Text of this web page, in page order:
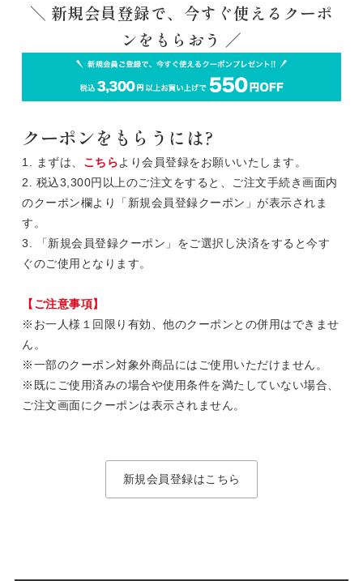
＼ 新規会員登録で、今すぐ使えるクーポ
ンをもらおう ／
クーポンをもらうには?
1. まずは、 こちらより会員登録をお願いいたします。
2. 税込3,300円以上のご注文をすると、ご注文手続き画面内
のクーポン欄より「新規会員登録クーポン」が表示されま
す。
3. 「新規会員登録クーポン」をご選択し決済をすると今す
ぐのご使用となります。
【ご注意事項】
※お一人様１回限り有効、他のクーポンとの併用はできませ
ん。
※一部のクーポン対象外商品にはご使用いただけません。
※既にご使用済みの場合や使用条件を満たしていない場合、
ご注文画面にクーポンは表示されません。
新規会員登録はこちら